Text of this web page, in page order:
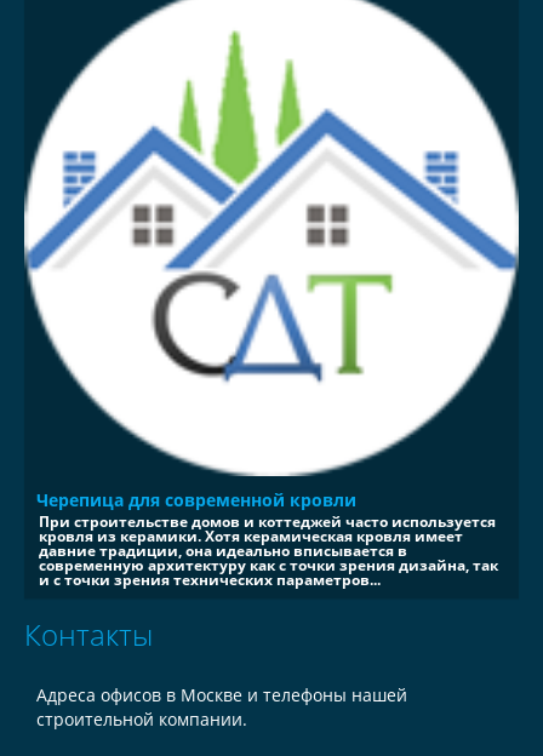
Черепица для современной кровли
При строительстве домов и коттеджей часто используется
кровля из керамики. Хотя керамическая кровля имеет
давние традиции, она идеально вписывается в
современную архитектуру как с точки зрения дизайна, так
и с точки зрения технических параметров...
Контакты
Адреса офисов в Москве и телефоны нашей
строительной компании.